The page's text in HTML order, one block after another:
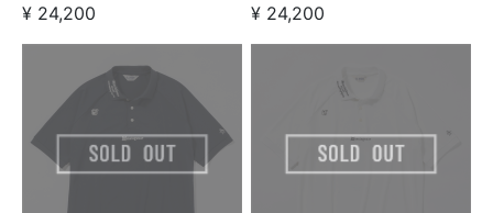
トップ グリーン
【GO/LOOK!限定販売】
¥ 24,200
トップ ネイビー
【GO/LOOK!限定販売】
¥ 24,200